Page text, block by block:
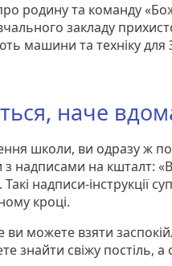
родину та команду
закладу
машини та техніку для
наче
школи, ви одразу ж
з надписами на кшталт:
надписи-інструкції
кроці.
можете взяти
знайти свіжу постіль, а